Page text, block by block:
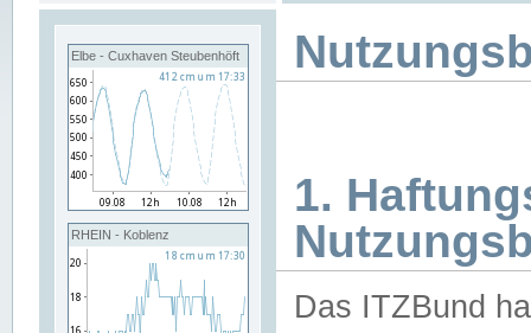
Elbe - Cuxhaven Steubenhöft
RHEIN - Koblenz
1.
Das ITZBund